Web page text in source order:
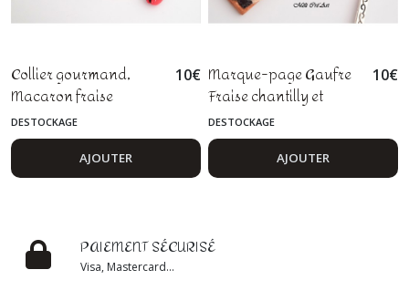
Collier gourmand,
Macaron fraise
chocolat, pâte
polymère fimo
10€
DESTOCKAGE
AJOUTER
Marque-page Gaufre
Fraise chantilly et
chocolat
10€
DESTOCKAGE
AJOUTER
PAIEMENT SÉCURISÉ
Visa, Mastercard...